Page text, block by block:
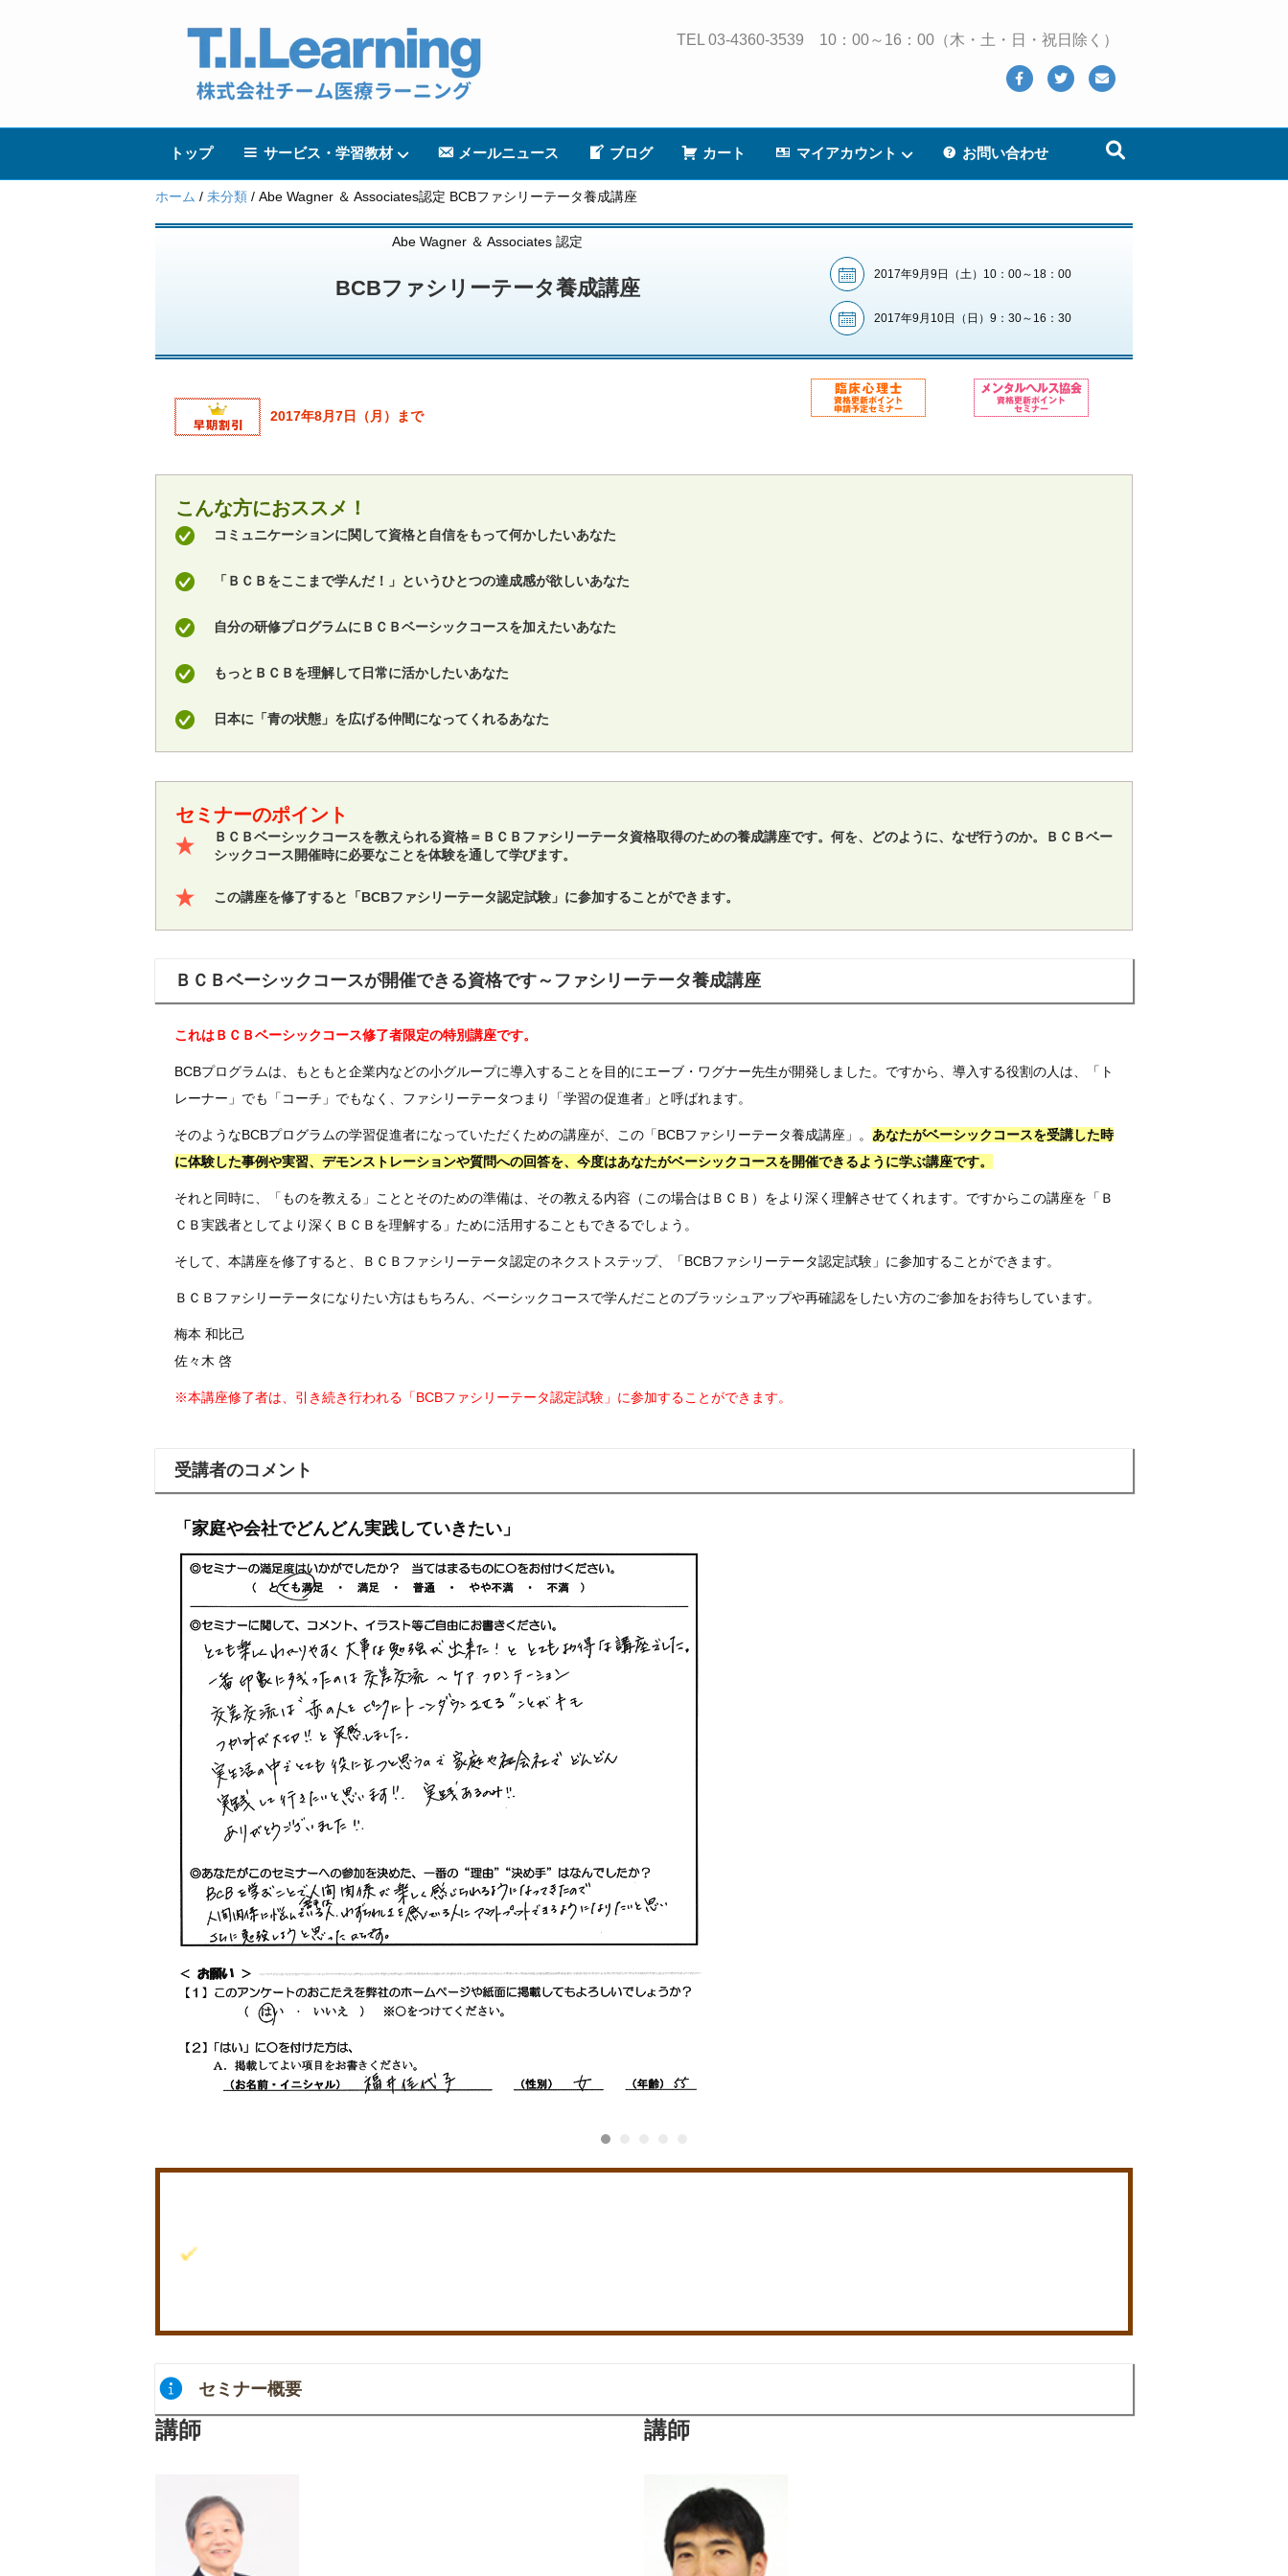
TEL 03-4360-3539 10：00～16：00（木・土・日・祝日除く）
FacebookTwitter
トップ サービス・学習教材 メールニュース ブログ カート マイアカウント お問い合わせ
ホーム / 未分類 / Abe Wagner ＆ Associates認定 BCBファシリーテータ養成講座
Abe Wagner ＆ Associates 認定
BCBファシリーテータ養成講座
2017年9月9日（土）10：00～18：00
2017年9月10日（日）9：30～16：30
2017年8月7日（月）まで
こんな方におススメ！
コミュニケーションに関して資格と自信をもって何かしたいあなた
「ＢＣＢをここまで学んだ！」というひとつの達成感が欲しいあなた
自分の研修プログラムにＢＣＢベーシックコースを加えたいあなた
もっとＢＣＢを理解して日常に活かしたいあなた
日本に「青の状態」を広げる仲間になってくれるあなた
セミナーのポイント
ＢＣＢベーシックコースを教えられる資格＝ＢＣＢファシリーテータ資格取得のための養成講座です。何を、どのように、なぜ行うのか。ＢＣＢベー
シックコース開催時に必要なことを体験を通して学びます。
この講座を修了すると「BCBファシリーテータ認定試験」に参加することができます。
ＢＣＢベーシックコースが開催できる資格です～ファシリーテータ養成講座
これはＢＣＢベーシックコース修了者限定の特別講座です。
BCBプログラムは、もともと企業内などの小グループに導入することを目的にエーブ・ワグナー先生が開発しました。ですから、導入する役割の人は、「ト
レーナー」でも「コーチ」でもなく、ファシリーテータつまり「学習の促進者」と呼ばれます。
そのようなBCBプログラムの学習促進者になっていただくための講座が、この「BCBファシリーテータ養成講座」。 あなたがベーシックコースを受講した時
に体験した事例や実習、デモンストレーションや質問への回答を、今度はあなたがベーシックコースを開催できるように学ぶ講座です。
それと同時に、「ものを教える」こととそのための準備は、その教える内容（この場合はＢＣＢ）をより深く理解させてくれます。ですからこの講座を「Ｂ
ＣＢ実践者としてより深くＢＣＢを理解する」ために活用することもできるでしょう。
そして、本講座を修了すると、ＢＣＢファシリーテータ認定のネクストステップ、「BCBファシリーテータ認定試験」に参加することができます。
ＢＣＢファシリーテータになりたい方はもちろん、ベーシックコースで学んだことのブラッシュアップや再確認をしたい方のご参加をお待ちしています。
梅本 和比己
佐々木 啓
※本講座修了者は、引き続き行われる「BCBファシリーテータ認定試験」に参加することができます。
受講者のコメント
「家庭や会社でどんどん実践していきたい」
セミナー概要
講師 講師